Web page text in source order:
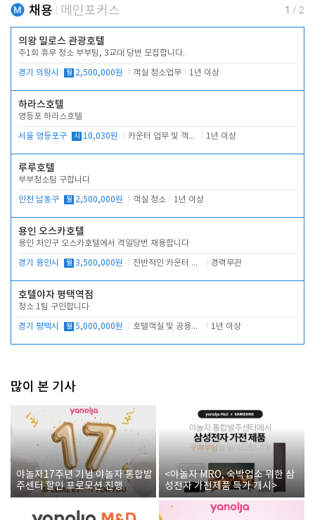
채용 메인포커스 1 / 2
의왕 밀로스 관광호텔
주1회 휴무 청소 부부팀, 3교대 당번 모집합니다.
경기 의왕시 월 2,500,000원 객실 청소업무 1년 이상
하라스호텔
영등포 하라스호텔
서울 영등포구 시 10,030원 카운터 업무 및 객실관리(청소상태 확인, 객실판매) 1년 이상
루루호텔
부부청소팀 구합니다
인천 남동구 월 2,500,000원 객실 청소 1년 이상
용인 오스카호텔
용인 처인구 오스카호텔에서 격일당번 채용합니다
경기 용인시 월 3,500,000원 전반적인 카운터 업무 경력무관
호텔야자 평택역점
청소 1팀 구인합니다
경기 평택시 월 5,000,000원 호텔객실 및 공용시설 청소 관리 1년 이상
많이 본 기사
야놀자17주년 기념 야놀자 통합발
주센터 할인 프로모션 진행
<야놀자 MRO, 숙박업소 위한 삼
성전자 가전제품 특가 개시>